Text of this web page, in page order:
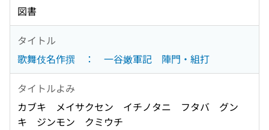
図書
タイトル
歌舞伎名作撰 ： 一谷嫩軍記 陣門・組打
タイトルよみ
カブキ メイサクセン イチノタニ フタバ グン
キ ジンモン クミウチ